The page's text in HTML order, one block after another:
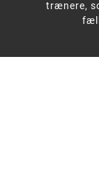
trænere,